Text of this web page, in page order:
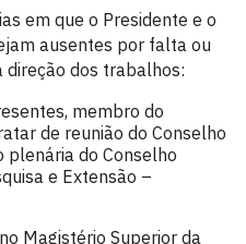
em que o Presidente e o
ausentes por falta ou
direção dos trabalhos:
membro do
de reunião do Conselho
plenária do Conselho
e Extensão –
Magistério Superior da